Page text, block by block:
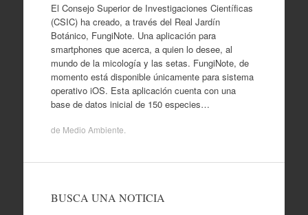
El Consejo Superior de Investigaciones Científicas
(CSIC) ha creado, a través del Real Jardín
Botánico, FungiNote. Una aplicación para
smartphones que acerca, a quien lo desee, al
mundo de la micología y las setas. FungiNote, de
momento está disponible únicamente para sistema
operativo iOS. Esta aplicación cuenta con una
base de datos inicial de 150 especies…
de Medio Ambiente
BUSCA UNA NOTICIA